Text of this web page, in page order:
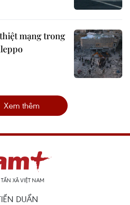
mạng trong
Xem thêm
XÃ VIỆT NAM
DUẨN